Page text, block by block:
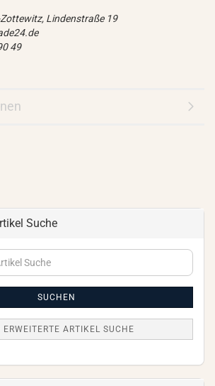
Lindenstraße 19
49
Suche
SUCHEN
ERWEITERTE ARTIKEL SUCHE